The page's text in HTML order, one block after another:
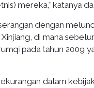
mereka," katanya
dengan
di mana
pada tahun 2009
dalam